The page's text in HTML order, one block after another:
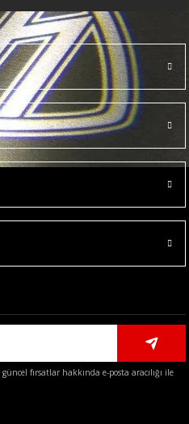
açıklamalarında ve diğer
öneri formunu kullanarak
ederiz.
görüntülenemiyor.
bulunuyor.
pahalı.
olmalı.
fırsatlar hakkında e-posta aracılığı ile